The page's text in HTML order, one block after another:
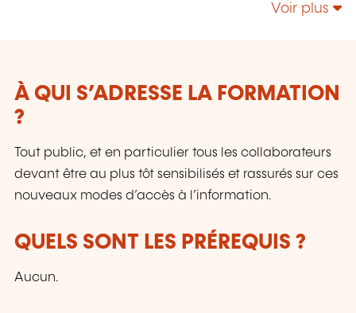
managériale, commerciale, organisationnelle...
Voir plus
À QUI S’ADRESSE LA FORMATION
?
Tout public, et en particulier tous les collaborateurs
devant être au plus tôt sensibilisés et rassurés sur ces
nouveaux modes d’accès à l’information.
QUELS SONT LES PRÉREQUIS ?
Aucun.